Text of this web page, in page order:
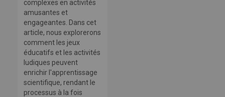
complexes en activités
amusantes et
engageantes. Dans cet
article, nous explorerons
comment les jeux
éducatifs et les activités
ludiques peuvent
enrichir l'apprentissage
scientifique, rendant le
processus à la fois